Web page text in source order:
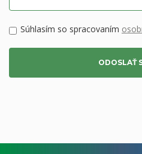
GDPRSúhlasím so spracovaním
ODOSLAŤ